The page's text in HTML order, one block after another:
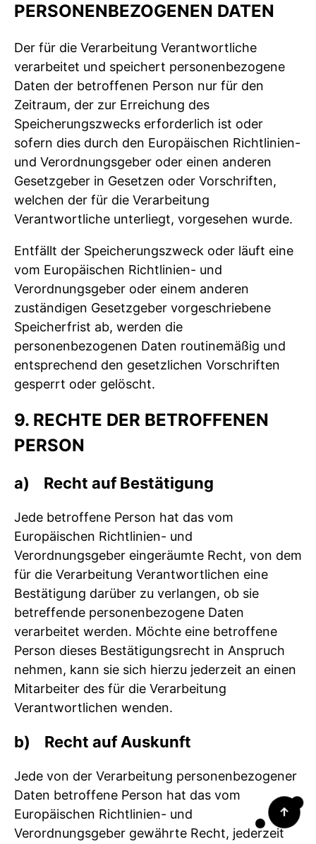
ERSONENBEZOGENEN DATEN
Der für die Verarbeitung Verantwortliche
verarbeitet und speichert personenbezogene
Daten der betroffenen Person nur für den
Zeitraum, der zur Erreichung des
Speicherungszwecks erforderlich ist oder
sofern dies durch den Europäischen Richtlinien-
und Verordnungsgeber oder einen anderen
Gesetzgeber in Gesetzen oder Vorschriften,
welchen der für die Verarbeitung
Verantwortliche unterliegt, vorgesehen wurde.
Entfällt der Speicherungszweck oder läuft eine
vom Europäischen Richtlinien- und
Verordnungsgeber oder einem anderen
zuständigen Gesetzgeber vorgeschriebene
Speicherfrist ab, werden die
personenbezogenen Daten routinemäßig und
entsprechend den gesetzlichen Vorschriften
gesperrt oder gelöscht.
9. RECHTE DER BETROFFENEN
PERSON
a) Recht auf Bestätigung
Jede betroffene Person hat das vom
Europäischen Richtlinien- und
Verordnungsgeber eingeräumte Recht, von dem
für die Verarbeitung Verantwortlichen eine
Bestätigung darüber zu verlangen, ob sie
betreffende personenbezogene Daten
verarbeitet werden. Möchte eine betroffene
Person dieses Bestätigungsrecht in Anspruch
nehmen, kann sie sich hierzu jederzeit an einen
Mitarbeiter des für die Verarbeitung
Verantwortlichen wenden.
b) Recht auf Auskunft
Jede von der Verarbeitung personenbezogener
Daten betroffene Person hat das vom
Europäischen Richtlinien- und
Verordnungsgeber gewährte Recht, jederzeit
↑